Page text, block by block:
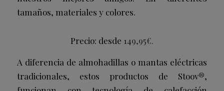
tamaños, materiales y colores.
Precio: desde 149,95€.
A diferencia de almohadillas o mantas eléctricas
tradicionales, estos productos de Stoov®,